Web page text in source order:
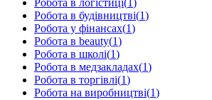
Робота в логістиці(1)
Робота в будівництві(1)
Робота у фінансах(1)
Робота в beauty(1)
Робота в школі(1)
Робота в медзакладах(1)
Робота в торгівлі(1)
Робота на виробництві(1)